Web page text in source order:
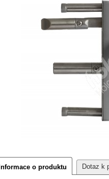
Informace o produktu Dotaz k